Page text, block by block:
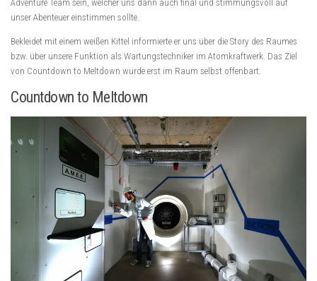
Adventure Team sein, welcher uns dann auch final und stimmungsvoll auf
unser Abenteuer einstimmen sollte.
Bekleidet mit einem weißen Kittel informierte er uns über die Story des Raumes
bzw. über unsere Funktion als Wartungstechniker im Atomkraftwerk. Das Ziel
von Countdown to Meltdown wurde erst im Raum selbst offenbart.
Countdown to Meltdown